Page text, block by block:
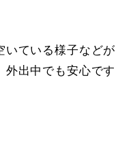
いている様子などが
外出中でも安心です